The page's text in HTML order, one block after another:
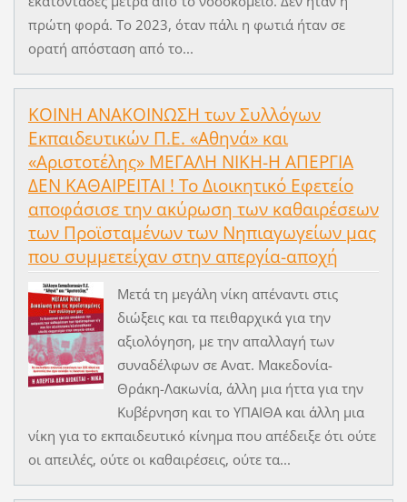
πρώτη φορά. Το 2023, όταν πάλι η φωτιά ήταν σε
ορατή απόσταση από το...
ΚΟΙΝΗ ΑΝΑΚΟΙΝΩΣΗ των Συλλόγων
Εκπαιδευτικών Π.Ε. «Αθηνά» και
«Αριστοτέλης» ΜΕΓΑΛΗ ΝΙΚΗ-Η ΑΠΕΡΓΙΑ
ΔΕΝ ΚΑΘΑΙΡΕΙΤΑΙ ! Το Διοικητικό Εφετείο
αποφάσισε την ακύρωση των καθαιρέσεων
των Προϊσταμένων των Νηπιαγωγείων μας
που συμμετείχαν στην απεργία-αποχή
Μετά τη μεγάλη νίκη απέναντι στις
διώξεις και τα πειθαρχικά για την
αξιολόγηση, με την απαλλαγή των
συναδέλφων σε Ανατ. Μακεδονία-
Θράκη-Λακωνία, άλλη μια ήττα για την
Κυβέρνηση και το ΥΠΑΙΘΑ και άλλη μια
νίκη για το εκπαιδευτικό κίνημα που απέδειξε ότι ούτε
οι απειλές, ούτε οι καθαιρέσεις, ούτε τα...